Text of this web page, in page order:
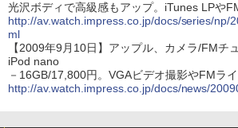
光沢ボディで高級感もアップ。iTunes LPや
http://av.watch.impress.co.jp/docs/series/np/
ml
【2009年9月10日】アップル、カメラ/FMチ
iPod nano
－16GB/17,800円。VGAビデオ撮影やFMラ
http://av.watch.impress.co.jp/docs/news/